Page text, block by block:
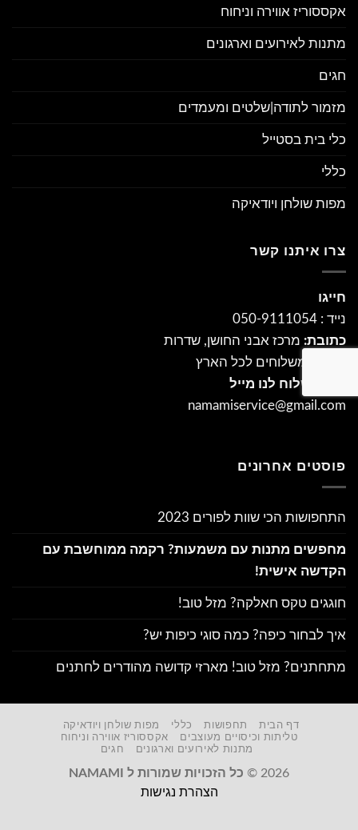
אקססוריז אווירה וניחוח
מתנות לאירועים וארגונים
חגים
מזמור לתודה|שלטים ומעמדים
כלי בית בסטייל
כללי
מפות שולחן ויודאיקה
צרו איתנו קשר
חייגו
נייד : 050-9111054
כתובת: מרכז אבני החושן, שדרות
ושירות משלוחים לכל הארץ
ניתן לשלוח לנו מייל
namamiservice@gmail.com
פוסטים אחרונים
התחפושות הכי שוות לפורים 2023
מחפשים מתנות עם משמעות? רקמה ממוחשבת עם
הקדשה אישית!
חוגגים טקס חאלקה? מזל טוב!
איך לבחור כיפה? כמה סוגי כיפות יש?
מתחתנים? מזל טוב! מארזי קדושה מהודרים לחתנים
דף הבית תחפושות כללי
מפות שולחן ויודאיקה
טליתות וכיסויים מעוצבים
אקססוריז אווירה וניחוח
מתנות לאירועים וארגונים
חגים
2026 ©
כל הזכויות שמורות ל NAMAMI
הצהרת נגישות